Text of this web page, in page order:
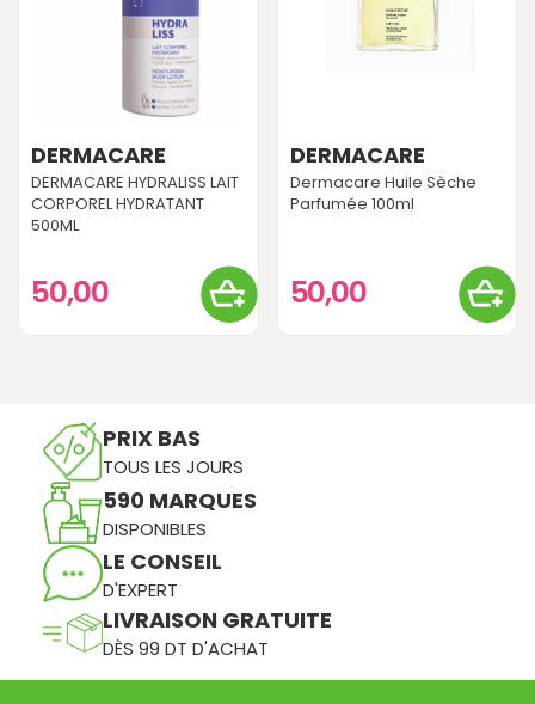
DERMACARE
DERMACARE HYDRALISS LAIT
CORPOREL HYDRATANT
500ML
50,00
DERMACARE
Dermacare Huile Sèche
Parfumée 100ml
50,00
PRIX BAS
TOUS LES JOURS
590 MARQUES
DISPONIBLES
LE CONSEIL
D'EXPERT
LIVRAISON GRATUITE
DÈS 99 DT D'ACHAT